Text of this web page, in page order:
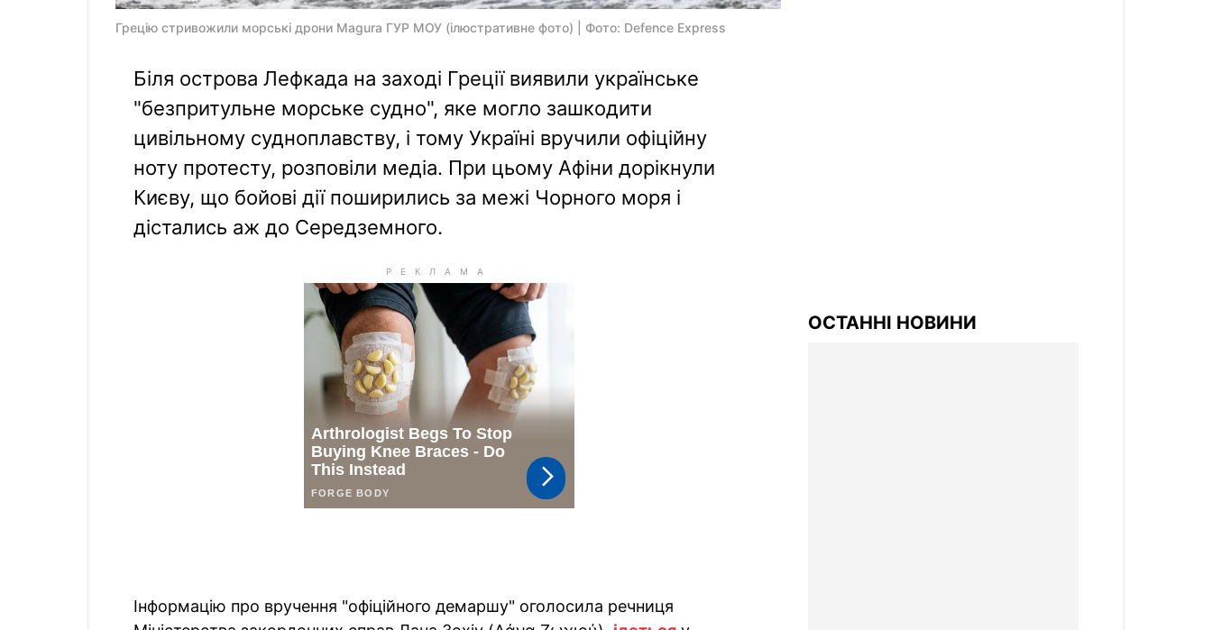
Грецію стривожили морські дрони Magura ГУР МОУ (ілюстративне фото) | Фото: Defence Express
Біля острова Лефкада на заході Греції виявили українське
"безпритульне морське судно", яке могло зашкодити
цивільному судноплавству, і тому Україні вручили офіційну
ноту протесту, розповіли медіа. При цьому Афіни дорікнули
Києву, що бойові дії поширились за межі Чорного моря і
дістались аж до Середземного.
Інформацію про вручення "офіційного демаршу" оголосила речниця
ОСТАННІ НОВИНИ